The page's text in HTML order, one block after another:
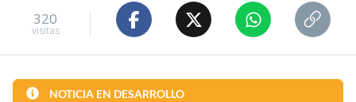
320
visitas
NOTICIA EN DESARROLLO